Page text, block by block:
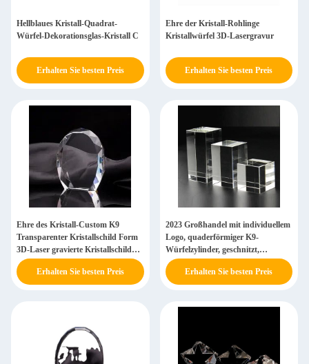
Hellblaues Kristall-Quadrat-
Würfel-Dekorationsglas-Kristall C
Erhalten Sie besten Preis
Ehre der Kristall-Rohlinge
Kristallwürfel 3D-Lasergravur
Erhalten Sie besten Preis
Ehre des Kristall-Custom K9
Transparenter Kristallschild Form
3D-Laser gravierte Kristallschild
Auszeichnung Plakette
Erhalten Sie besten Preis
2023 Großhandel mit individuellem
Logo, quaderförmiger K9-
Würfelzylinder, geschnitzt,
handgefertigt, Kristall-Wal-Art-
Glas
Erhalten Sie besten Preis